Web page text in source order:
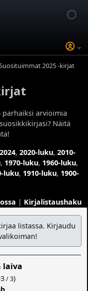
2025 -kirjat
parhaiksi arvioimia
Näitä
2024,2020-luku,2010-
, 1970-luku, 1960-luku,
luku, 1910-luku, 1900-
| Kirjalistaushaku
listassa. Kirjaudu
laiva
/ 3)